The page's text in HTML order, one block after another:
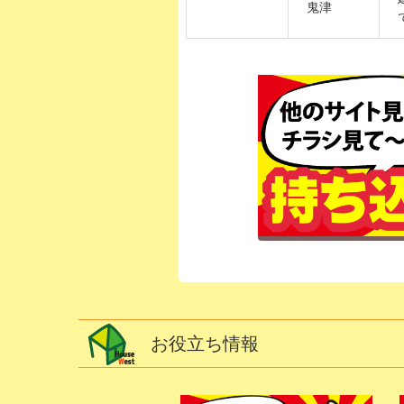
鬼津
お役立ち情報